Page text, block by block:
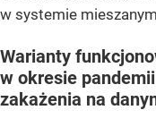
w systemie
Warianty
w okresie
zakażenia na